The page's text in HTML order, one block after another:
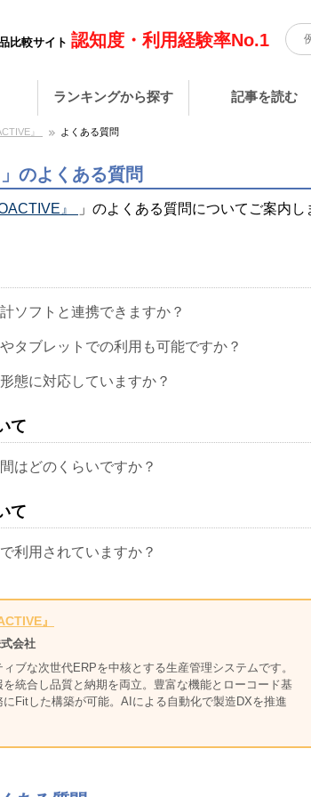
比較サイト 認知度・利用経験率No.1
ランキングから探す 記事を読む
』 よくある質問
のよくある質問
』 」のよくある質問についてご案内し
ソフトと連携できますか？
タブレットでの利用も可能ですか？
態に対応していますか？
て
はどのくらいですか？
て
利用されていますか？
』
会社
ブな次世代ERPを中核とする生産管理システムです。
を統合し品質と納期を両立。豊富な機能とローコード基
にFitした構築が可能。AIによる自動化で製造DXを推進